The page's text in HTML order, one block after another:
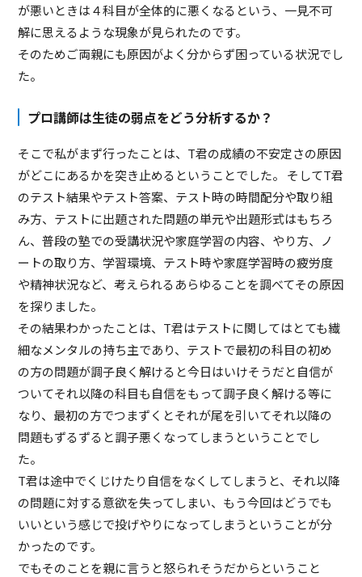
が悪いときは４科目が全体的に悪くなるという、一見不可
解に思えるような現象が見られたのです。
そのためご両親にも原因がよく分からず困っている状況でし
た。
プロ講師は生徒の弱点をどう分析するか？
そこで私がまず行ったことは、T君の成績の不安定さの原因
がどこにあるかを突き止めるということでした。 そしてT君
のテスト結果やテスト答案、テスト時の時間配分や取り組
み方、テストに出題された問題の単元や出題形式はもちろ
ん、普段の塾での受講状況や家庭学習の内容、やり方、ノ
ートの取り方、学習環境、テスト時や家庭学習時の疲労度
や精神状況など、考えられるあらゆることを調べてその原因
を探りました。
その結果わかったことは、T君はテストに関してはとても繊
細なメンタルの持ち主であり、テストで最初の科目の初め
の方の問題が調子良く解けると今日はいけそうだと自信が
ついてそれ以降の科目も自信をもって調子良く解ける等に
なり、最初の方でつまずくとそれが尾を引いてそれ以降の
問題もずるずると調子悪くなってしまうということでし
た。
T君は途中でくじけたり自信をなくしてしまうと、それ以降
の問題に対する意欲を失ってしまい、もう今回はどうでも
いいという感じで投げやりになってしまうということが分
かったのです。
でもそのことを親に言うと怒られそうだからということ